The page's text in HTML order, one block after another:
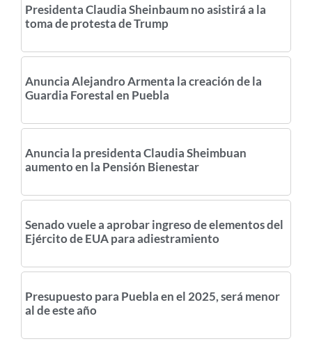
Presidenta Claudia Sheinbaum no asistirá a la
toma de protesta de Trump
Anuncia Alejandro Armenta la creación de la
Guardia Forestal en Puebla
Anuncia la presidenta Claudia Sheimbuan
aumento en la Pensión Bienestar
Senado vuele a aprobar ingreso de elementos del
Ejército de EUA para adiestramiento
Presupuesto para Puebla en el 2025, será menor
al de este año